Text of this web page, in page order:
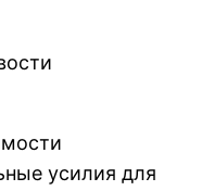
усилия для